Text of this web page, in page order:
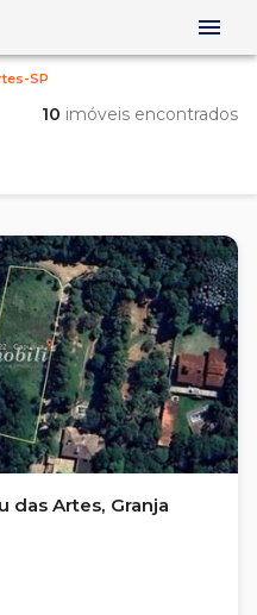
SP
10 imóveis encontrados
das Artes, Granja